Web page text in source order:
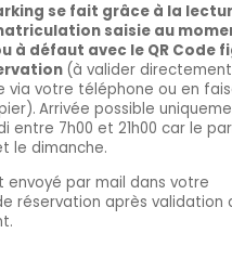
se fait grâce à la
saisie au
à défaut avec le QR Code
(à valider
via votre téléphone ou en
Arrivée possible
entre 7h00 et 21h00 car le
le dimanche.
envoyé par mail dans votre
réservation après validation